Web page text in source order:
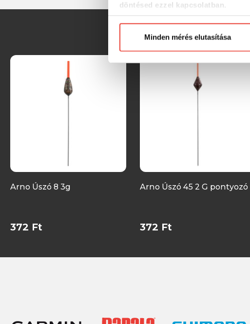
döntésed ezzel kapcsolatban.
Előre is köszönjük!
Minden mérés elutasítása
Arno Úszó 8 3g
372 Ft
Arno Úszó 45 2 G pontyozó
372 Ft